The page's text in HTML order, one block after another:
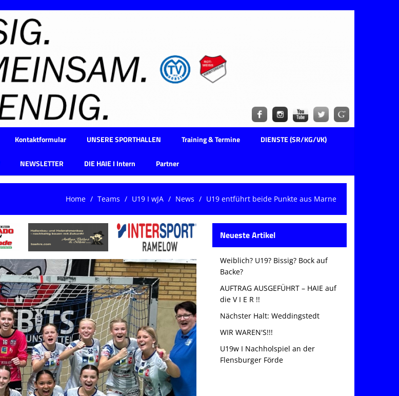
Kontaktformular UNSERE SPORTHALLEN Training & Termine DIENSTE (SR/KG/VK)
NEWSLETTER DIE HAIE I Intern Partner
Home Teams U19 I wJA News U19 entführt beide Punkte aus Marne
Neueste Artikel
Weiblich? U19? Bissig? Bock auf
Backe?
AUFTRAG AUSGEFÜHRT – HAIE auf
die V I E R !!
Nächster Halt: Weddingstedt
WIR WAREN'S!!!
U19w I Nachholspiel an der
Flensburger Förde